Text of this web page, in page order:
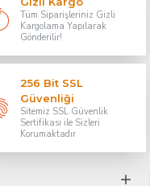
Tüm Siparişleriniz Gizli
Kargolama Yapılarak
Gönderilir!
256 Bit SSL
Güvenliği
Sitemiz SSL Güvenlik
Sertifikası ile Sizleri
Korumaktadır